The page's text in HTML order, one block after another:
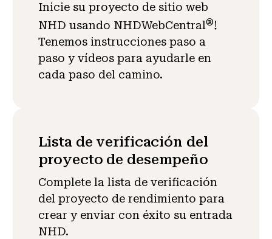
Inicie su proyecto de sitio web
NHD usando NHDWebCentral®!
Tenemos instrucciones paso a
paso y vídeos para ayudarle en
cada paso del camino.
Lista de verificación del
proyecto de desempeño
Complete la lista de verificación
del proyecto de rendimiento para
crear y enviar con éxito su entrada
NHD.